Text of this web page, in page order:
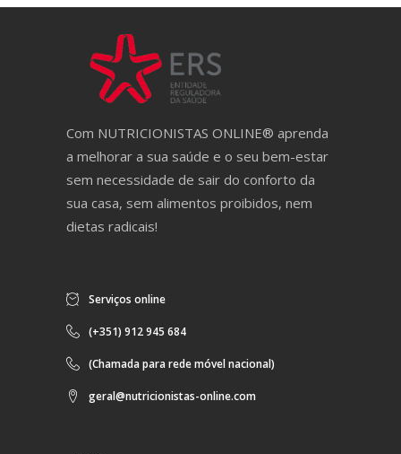
Com NUTRICIONISTAS ONLINE® aprenda
a melhorar a sua saúde e o seu bem-estar
sem necessidade de sair do conforto da
sua casa, sem alimentos proibidos, nem
dietas radicais!
Serviços online
(+351) 912 945 684
(Chamada para rede móvel nacional)
geral@nutricionistas-online.com